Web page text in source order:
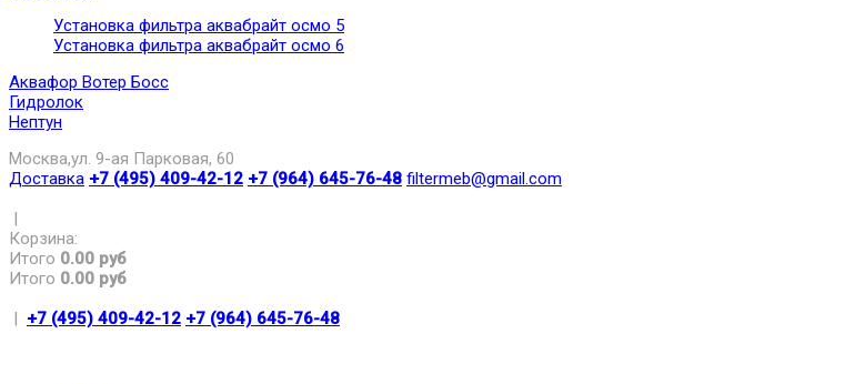
Установка фильтра аквабрайт осмо 5
Установка фильтра аквабрайт осмо 6
Аквафор Вотер Босс
Гидролок
Нептун
Москва,ул. 9-ая Парковая, 60
Доставка +7 (495) 409-42-12 +7 (964) 645-76-48 filtermeb@gmail.com
|
Корзина:
Итого 0.00 руб
Итого 0.00 руб
| +7 (495) 409-42-12 +7 (964) 645-76-48